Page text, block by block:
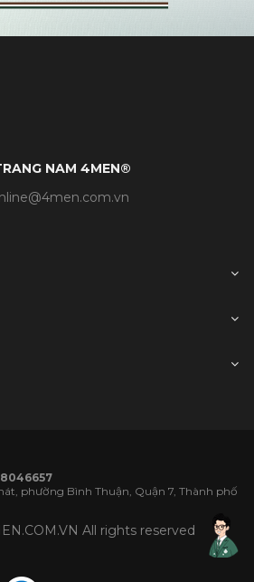
NAM 4MEN®
phường Bình Thuận, Quận 7, Thành phố
All rights reserved